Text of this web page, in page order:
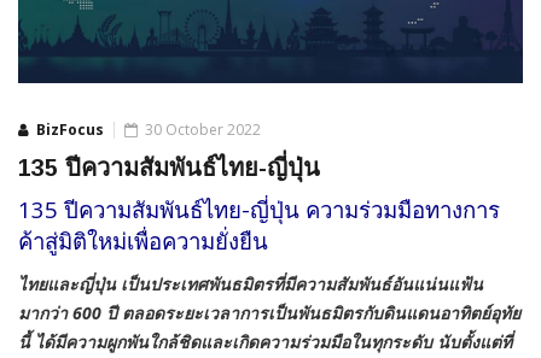
BizFocus 30 October 2022
135 ปีความสัมพันธ์ไทย-ญี่ปุ่น
135 ปีความสัมพันธ์ไทย-ญี่ปุ่น ความร่วมมือทางการ
ค้าสู่มิติใหม่เพื่อความยั่งยืน
ไทยและญี่ปุ่น เป็นประเทศพันธมิตรที่มีความสัมพันธ์อันแน่นแฟ้น
มากว่า 600 ปี ตลอดระยะเวลาการเป็นพันธมิตรกับดินแดนอาทิตย์อุทัย
นี้ ได้มีความผูกพันใกล้ชิดและเกิดความร่วมมือในทุกระดับ นับตั้งแต่ที่